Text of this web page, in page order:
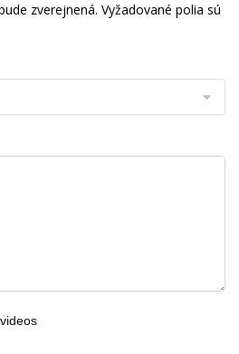
zverejnená. Vyžadované polia sú